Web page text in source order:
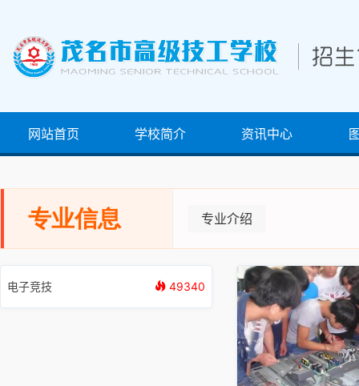
网站首页 学校简介 资讯中心
专业信息 专业介绍
电子竞技 49340